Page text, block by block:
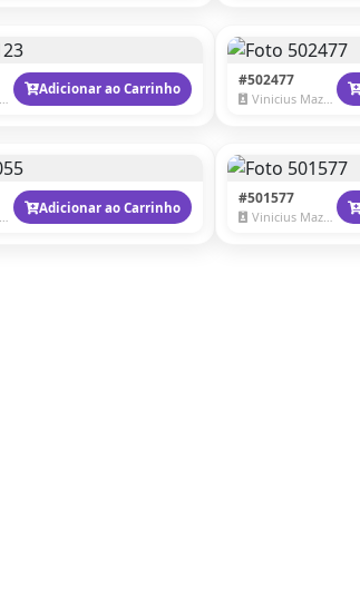
Adicionar ao Carrinho #502477
Vinicius Mazzaro
Adicionar ao Carrinho #501577
Vinicius Mazzaro